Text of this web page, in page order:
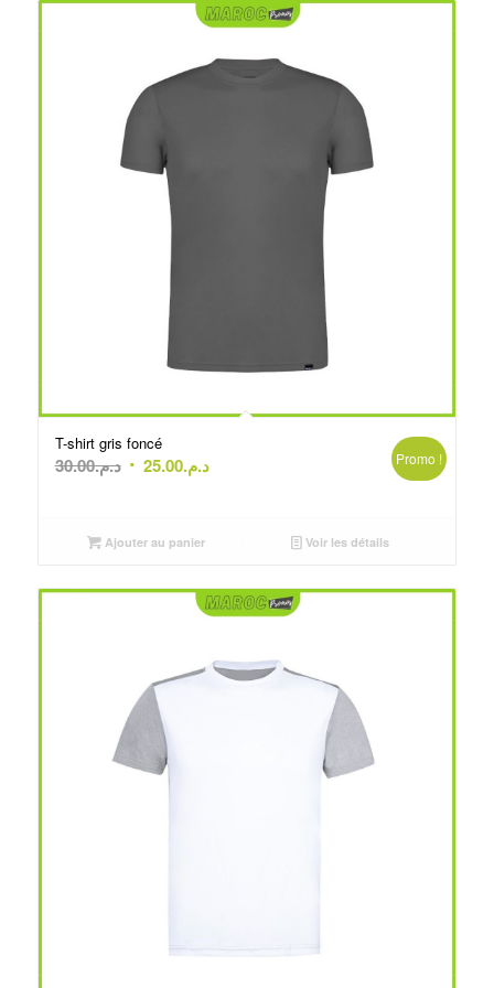
T-shirt gris foncé
د.م.30.00
Le
était :
د.م.25.00
Le
Promo !
Ajouter au panier Voir les détails